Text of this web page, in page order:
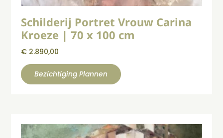
Schilderij Portret Vrouw Carina
Kroeze | 70 x 100 cm
€ 2.890,00
Bezichtiging Plannen